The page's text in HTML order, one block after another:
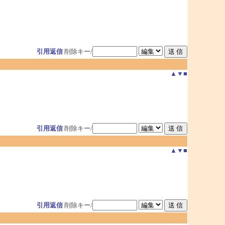
引用返信 削除キー/
▲ ▼ ■
引用返信 削除キー/
▲ ▼ ■
引用返信 削除キー/